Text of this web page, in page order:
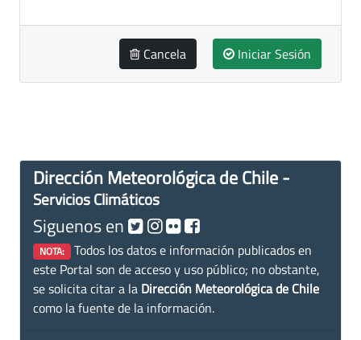
Cancela Iniciar Sesión
Dirección Meteorológica de Chile -
Servicios Climáticos
Siguenos en
NOTA: Todos los datos e información publicados en
este Portal son de acceso y uso público; no obstante,
se solicita citar a la Dirección Meteorológica de Chile
como la fuente de la información.